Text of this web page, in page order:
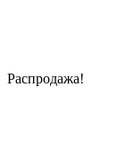
Распродажа!